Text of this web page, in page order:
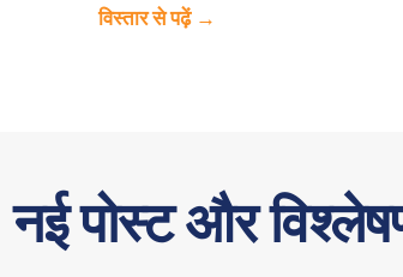
विस्तार से पढ़ें →
नई पोस्ट और